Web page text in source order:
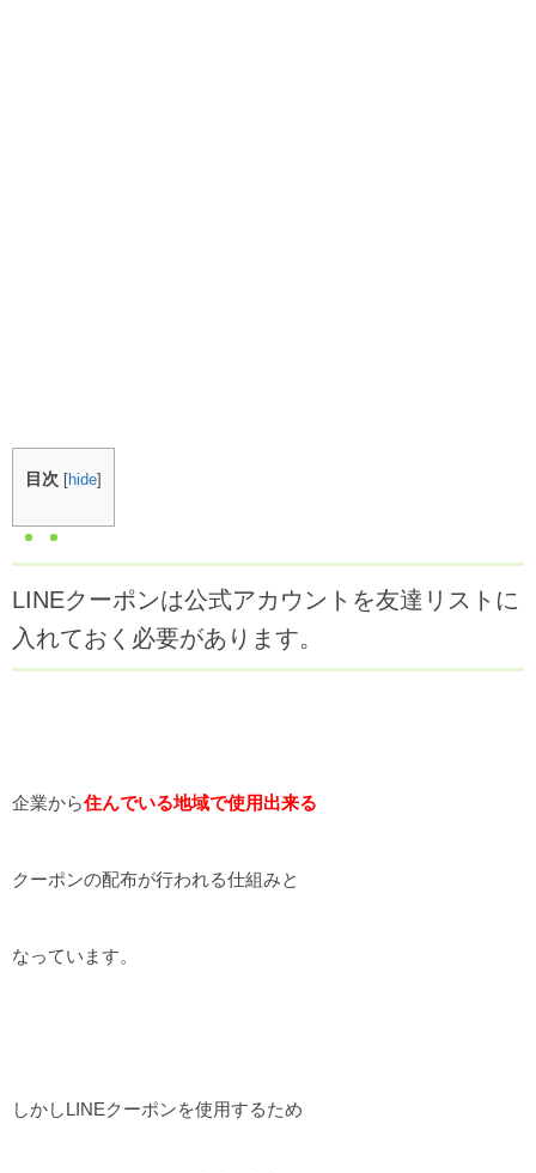
目次 [hide]
LINEクーポンは公式アカウントを友達リストに
入れておく必要があります。
企業から住んでいる地域で使用出来る
クーポンの配布が行われる仕組みと
なっています。
しかしLINEクーポンを使用するため